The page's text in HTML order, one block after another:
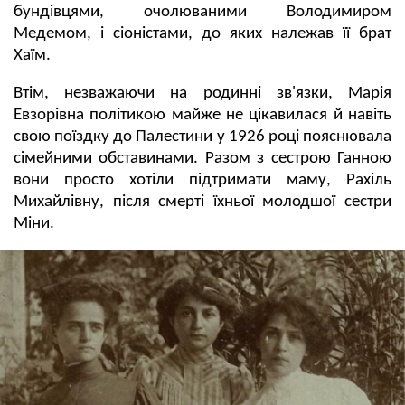
бундівцями, очолюваними Володимиром
Медемом, і сіоністами, до яких належав її брат
Хаїм.
Втім, незважаючи на родинні зв'язки, Марія
Евзорівна політикою майже не цікавилася й навіть
свою поїздку до Палестини у 1926 році пояснювала
сімейними обставинами. Разом з сестрою Ганною
вони просто хотіли підтримати маму, Рахіль
Михайлівну, після смерті їхньої молодшої сестри
Міни.